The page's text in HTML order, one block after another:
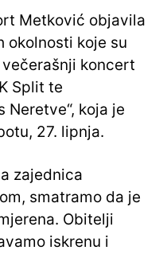
Metković objavila
okolnosti koje su
koncert
Split te
Neretve“, koja je
27. lipnja.
zajednica
smatramo da je
Obitelji
iskrenu i